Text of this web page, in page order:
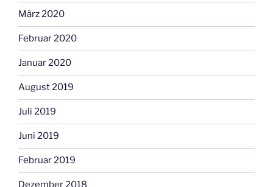
März 2020
Februar 2020
Januar 2020
August 2019
Juli 2019
Juni 2019
Februar 2019
Dezember 2018